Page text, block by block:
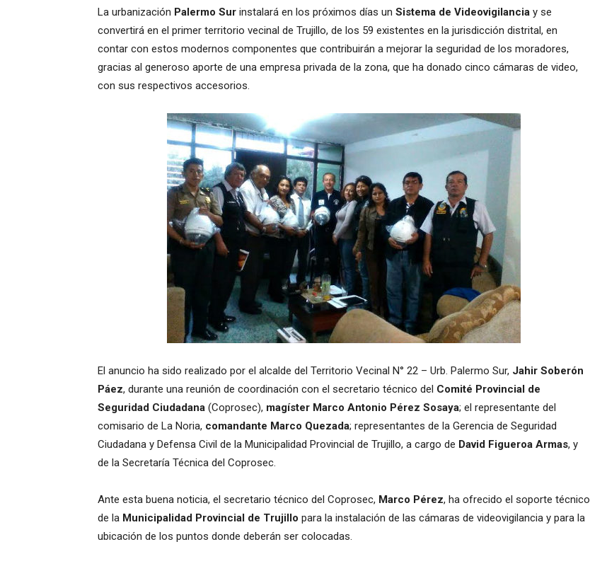
La urbanización Palermo Sur instalará en los próximos días un Sistema de Videovigilancia y se
convertirá en el primer territorio vecinal de Trujillo, de los 59 existentes en la jurisdicción distrital, en
contar con estos modernos componentes que contribuirán a mejorar la seguridad de los moradores,
gracias al generoso aporte de una empresa privada de la zona, que ha donado cinco cámaras de video,
con sus respectivos accesorios.
El anuncio ha sido realizado por el alcalde del Territorio Vecinal N° 22 – Urb. Palermo Sur, Jahir Soberón
Páez, durante una reunión de coordinación con el secretario técnico del Comité Provincial de
Seguridad Ciudadana (Coprosec), magíster Marco Antonio Pérez Sosaya; el representante del
comisario de La Noria, comandante Marco Quezada; representantes de la Gerencia de Seguridad
Ciudadana y Defensa Civil de la Municipalidad Provincial de Trujillo, a cargo de David Figueroa Armas, y
de la Secretaría Técnica del Coprosec.
Ante esta buena noticia, el secretario técnico del Coprosec, Marco Pérez, ha ofrecido el soporte técnico
de la Municipalidad Provincial de Trujillo para la instalación de las cámaras de videovigilancia y para la
ubicación de los puntos donde deberán ser colocadas.